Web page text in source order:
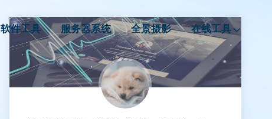
软件工具 服务器系统 全景摄影 在线工具